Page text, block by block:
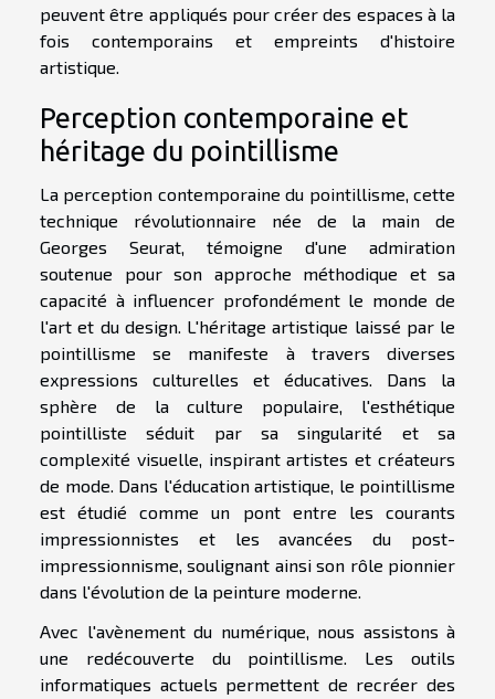
peuvent être appliqués pour créer des espaces à la
fois contemporains et empreints d'histoire
artistique.
Perception contemporaine et
héritage du pointillisme
La perception contemporaine du pointillisme, cette
technique révolutionnaire née de la main de
Georges Seurat, témoigne d'une admiration
soutenue pour son approche méthodique et sa
capacité à influencer profondément le monde de
l'art et du design. L'héritage artistique laissé par le
pointillisme se manifeste à travers diverses
expressions culturelles et éducatives. Dans la
sphère de la culture populaire, l'esthétique
pointilliste séduit par sa singularité et sa
complexité visuelle, inspirant artistes et créateurs
de mode. Dans l'éducation artistique, le pointillisme
est étudié comme un pont entre les courants
impressionnistes et les avancées du post-
impressionnisme, soulignant ainsi son rôle pionnier
dans l'évolution de la peinture moderne.
Avec l'avènement du numérique, nous assistons à
une redécouverte du pointillisme. Les outils
informatiques actuels permettent de recréer des